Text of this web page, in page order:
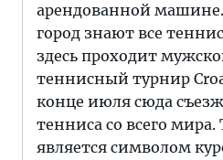
арендованной
город знают все
здесь проходит
теннисный турнир
конце июля сюда
тенниса со всего
является символом